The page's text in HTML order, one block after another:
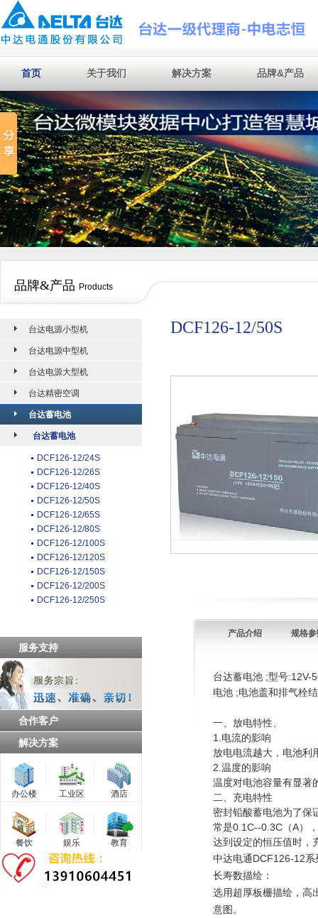
首页
首页 关于我们
关于我们 解决方案
解决方案 品牌&产品
品牌&产品
品牌&产品 Products
台达电源小型机
台达电源中型机
台达电源大型机
台达精密空调
台达蓄电池
台达蓄电池
DCF126-12/24S
DCF126-12/26S
DCF126-12/40S
DCF126-12/50S
DCF126-12/65S
DCF126-12/80S
DCF126-12/100S
DCF126-12/120S
DCF126-12/150S
DCF126-12/200S
DCF126-12/250S
服务支持
合作客户
解决方案
办公楼 工业区 酒店
餐饮 娱乐 教育
DCF126-12/50S
产品介绍 规格参
台达蓄电池 ;型号:12V-
电池 ;电池盖和排气栓
一、放电特性、
1.电流的影响
放电电流越大，电池利
2.温度的影响
温度对电池容量有显著
二、充电特性
密封铅酸蓄电池为了保
常是0.1C--0.3C（A）
达到设定的恒压值时，
中达电通DCF126-12
长寿数描绘：
选用超厚板栅描绘，高
意图。